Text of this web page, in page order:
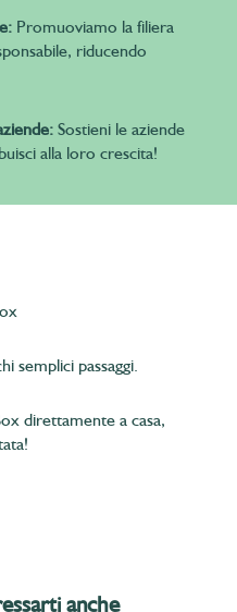
Promuoviamo la filiera
riducendo
Sostieni le aziende
alla loro crescita!
semplici passaggi.
direttamente a casa,
anche